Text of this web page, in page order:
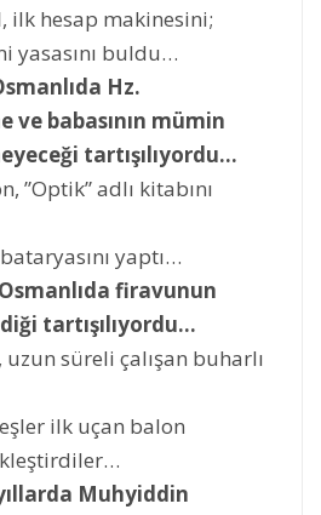
ilk hesap makinesini;
yasasını buldu…
Hz.
ve babasının mümin
tartışılıyordu…
”Optik” adlı kitabını
yaptı…
firavunun
tartışılıyordu…
uzun süreli çalışan buharlı
ilk uçan balon
Muhyiddin